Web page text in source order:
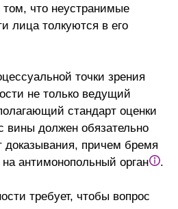
что неустранимые
лица толкуются в его
точки зрения
не только ведущий
стандарт оценки
вины должен обязательно
доказывания, причем бремя
антимонопольный орган
.
требует, чтобы вопрос